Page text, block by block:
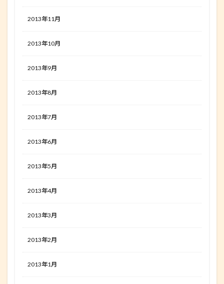
2013年11月
2013年10月
2013年9月
2013年8月
2013年7月
2013年6月
2013年5月
2013年4月
2013年3月
2013年2月
2013年1月